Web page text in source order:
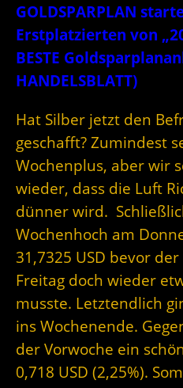
GOLDSPARPLAN
Erstplatzierten von
BESTE
HANDELSBLATT)
Hat Silber jetzt den
geschafft? Zumindest
Wochenplus, aber wir
wieder, dass die Luft
dünner wird.
Wochenhoch am
31,7325 USD bevor
Freitag doch wieder
musste. Letztendlich
ins Wochenende.
der Vorwoche ein
0,718 USD (2,25%).